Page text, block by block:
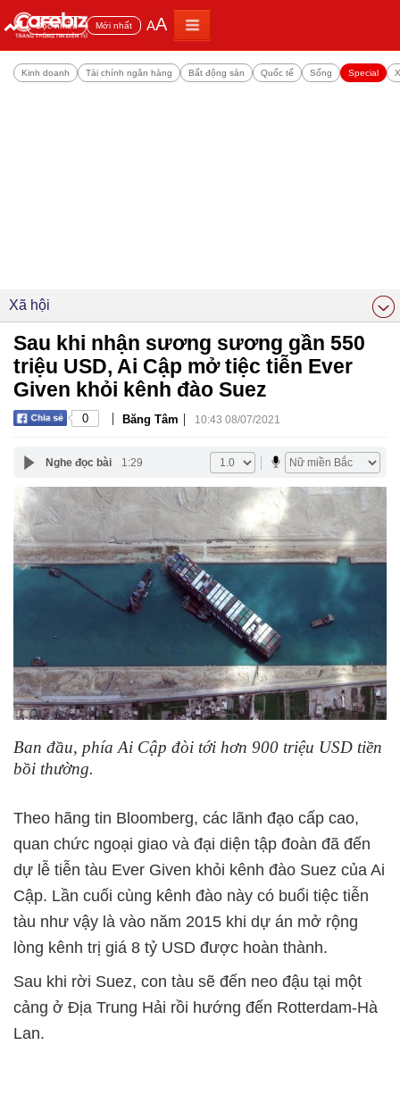
Đọc nhiều Mới nhất AA
Kinh doanh Tài chính ngân hàng Bất động sản Quốc tế Sống Special
Xã hội
Sau khi nhận sương sương gần 550
triệu USD, Ai Cập mở tiệc tiễn Ever
Given khỏi kênh đào Suez
0 | Băng Tâm | 10:43 08/07/2021
Nghe đọc bài 1:29
Ban đầu, phía Ai Cập đòi tới hơn 900 triệu USD tiền
bồi thường.
Theo hãng tin Bloomberg, các lãnh đạo cấp cao,
quan chức ngoại giao và đại diện tập đoàn đã đến
dự lễ tiễn tàu Ever Given khỏi kênh đào Suez của Ai
Cập. Lần cuối cùng kênh đào này có buổi tiệc tiễn
tàu như vậy là vào năm 2015 khi dự án mở rộng
lòng kênh trị giá 8 tỷ USD được hoàn thành.
Sau khi rời Suez, con tàu sẽ đến neo đậu tại một
cảng ở Địa Trung Hải rồi hướng đến Rotterdam-Hà
Lan.